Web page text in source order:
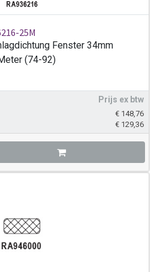
25M
Fenster 34mm
(74-92)
Prijs ex btw
€ 148,76
€ 129,36